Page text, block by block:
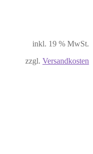
inkl. 19 % MwSt.
zzgl. Versandkosten